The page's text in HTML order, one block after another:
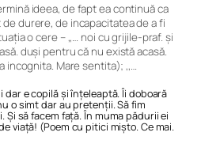
ideea, de fapt ea continuă ca
durere, de incapacitatea de a fi
o cere – ,,… noi cu grijile-praf. şi
duși pentru că nu există acasă.
incognita. Mare sentita); ,,…
dar e copilă şi înțeleaptă. Îi doboară
o simt dar au pretenții. Să fim
să facem față. În muma pădurii ei
viață! (Poem cu pitici mişto. Ce mai.